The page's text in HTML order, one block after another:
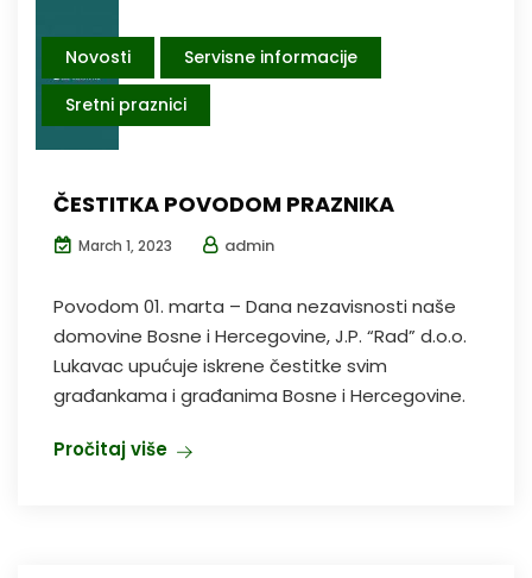
Novosti
Servisne informacije
Sretni praznici
ČESTITKA POVODOM PRAZNIKA
March 1, 2023 admin
Povodom 01. marta – Dana nezavisnosti naše
domovine Bosne i Hercegovine, J.P. “Rad” d.o.o.
Lukavac upućuje iskrene čestitke svim
građankama i građanima Bosne i Hercegovine.
Pročitaj više